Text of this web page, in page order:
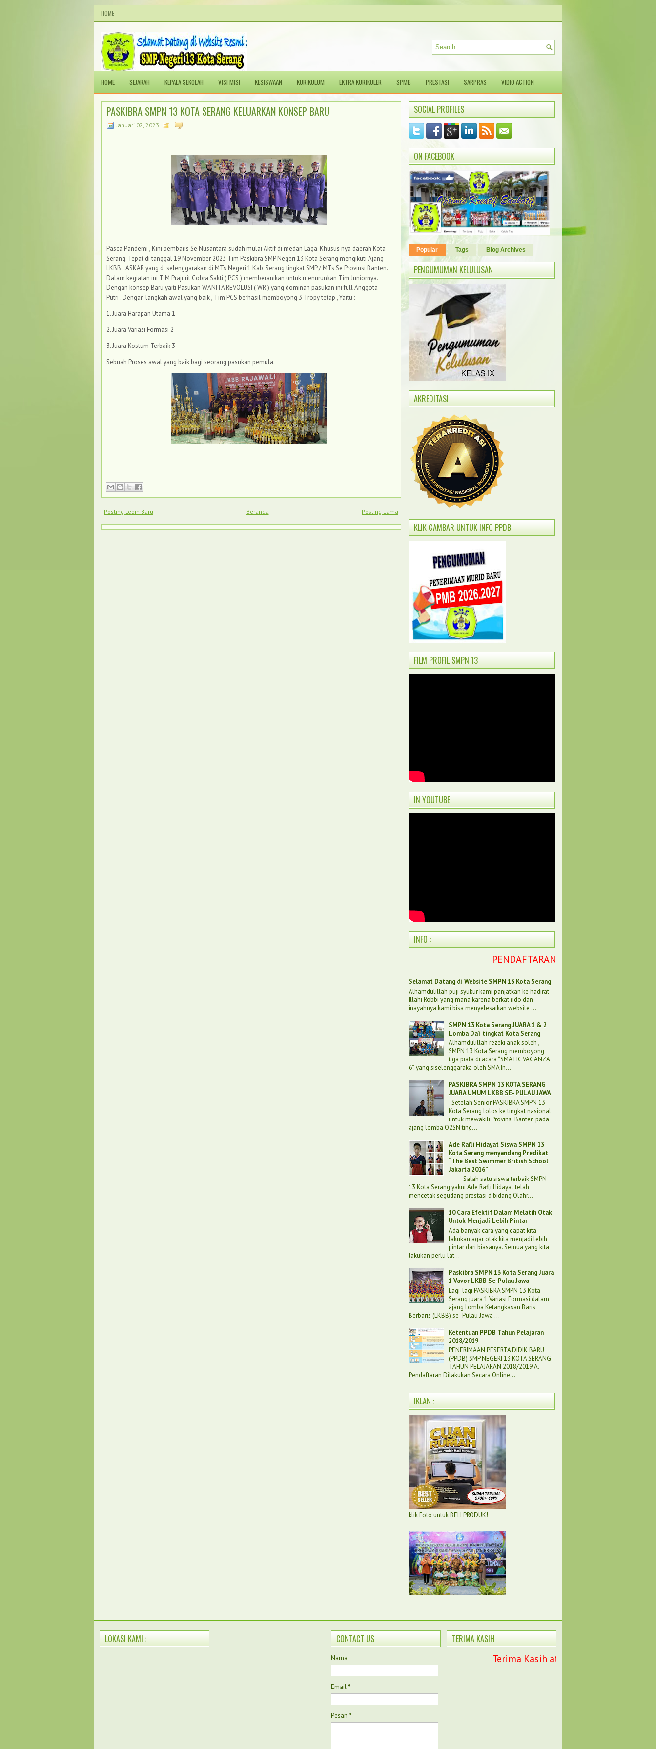
HOME
HOME SEJARAH KEPALA SEKOLAH VISI MISI KESISWAAN KURIKULUM EKTRA KURIKULER SPMB PRESTASI SARPRAS VIDIO ACTION
PASKIBRA SMPN 13 KOTA SERANG KELUARKAN KONSEP BARU
Januari 02, 2023
Pasca Pandemi , Kini pembaris Se Nusantara sudah mulai Aktif di medan Laga. Khusus nya daerah Kota
Serang. Tepat di tanggal 19 November 2023 Tim Paskibra SMP Negeri 13 Kota Serang mengikuti Ajang
LKBB LASKAR yang di selenggarakan di MTs Negeri 1 Kab. Serang tingkat SMP / MTs Se Provinsi Banten.
Dalam kegiatan ini TIM Prajurit Cobra Sakti ( PCS ) memberanikan untuk menurunkan Tim Juniornya.
Dengan konsep Baru yaiti Pasukan WANITA REVOLUSI ( WR ) yang dominan pasukan ini full Anggota
Putri . Dengan langkah awal yang baik , Tim PCS berhasil memboyong 3 Tropy tetap , Yaitu :
1. Juara Harapan Utama 1
2. Juara Variasi Formasi 2
3. Juara Kostum Terbaik 3
Sebuah Proses awal yang baik bagi seorang pasukan pemula.
Posting Lebih Baru Posting Lama
Beranda
SOCIAL PROFILES
ON FACEBOOK
Popular Tags Blog Archives
PENGUMUMAN KELULUSAN
AKREDITASI
KLIK GAMBAR UNTUK INFO PPDB
FILM PROFIL SMPN 13
IN YOUTUBE
INFO :
PENDAFTARAN SPMB DARI TANGGAL
Selamat Datang di Website SMPN 13 Kota Serang
Alhamdulillah puji syukur kami panjatkan ke hadirat
Illahi Robbi yang mana karena berkat rido dan
inayahnya kami bisa menyelesaikan website ...
SMPN 13 Kota Serang JUARA 1 & 2
Lomba Da’i tingkat Kota Serang
Alhamdulillah rezeki anak soleh ,
SMPN 13 Kota Serang memboyong
tiga piala di acara “SMATIC VAGANZA
6”. yang siselenggaraka oleh SMA In...
PASKIBRA SMPN 13 KOTA SERANG
JUARA UMUM LKBB SE- PULAU JAWA
Setelah Senior PASKIBRA SMPN 13
Kota Serang lolos ke tingkat nasional
untuk mewakili Provinsi Banten pada
ajang lomba O2SN ting...
Ade Rafli Hidayat Siswa SMPN 13
Kota Serang menyandang Predikat
“The Best Swimmer British School
Jakarta 2016”
Salah satu siswa terbaik SMPN
13 Kota Serang yakni Ade Rafli Hidayat telah
mencetak segudang prestasi dibidang Olahr...
10 Cara Efektif Dalam Melatih Otak
Untuk Menjadi Lebih Pintar
Ada banyak cara yang dapat kita
lakukan agar otak kita menjadi lebih
pintar dari biasanya. Semua yang kita
lakukan perlu lat...
Paskibra SMPN 13 Kota Serang Juara
1 Vavor LKBB Se-Pulau Jawa
Lagi-lagi PASKIBRA SMPN 13 Kota
Serang juara 1 Variasi Formasi dalam
ajang Lomba Ketangkasan Baris
Berbaris (LKBB) se- Pulau Jawa ...
Ketentuan PPDB Tahun Pelajaran
2018/2019
PENERIMAAN PESERTA DIDIK BARU
(PPDB) SMP NEGERI 13 KOTA SERANG
TAHUN PELAJARAN 2018/2019 A.
Pendaftaran Dilakukan Secara Online...
IKLAN :
klik Foto untuk BELI PRODUK!
LOKASI KAMI : CONTACT US
Nama
Email *
Pesan *
TERIMA KASIH
Terima Kasih atas kunjungan anda di